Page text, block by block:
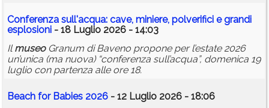
Conferenza sull'acqua: cave, miniere, polverifici e grandi
esplosioni - 18 Luglio 2026 - 14:03
IlmuseoGranum di Baveno propone per l’estate 2026
un’unica (ma nuova) “conferenza sull’acqua”, domenica 19
luglio con partenza alle ore 18.
Beach for Babies 2026 - 12 Luglio 2026 - 18:06